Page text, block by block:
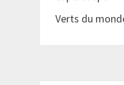
Verts du